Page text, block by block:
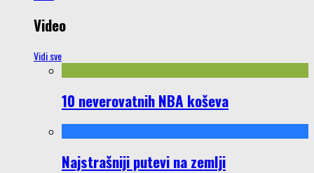
Video
Vidi sve
10 neverovatnih NBA koševa
Najstrašniji putevi na zemlji